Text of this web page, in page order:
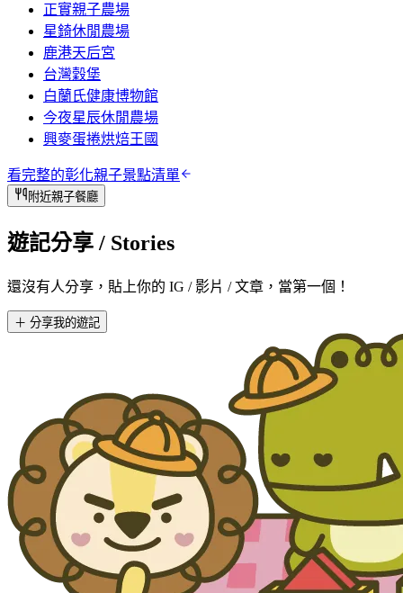
正實親子農場
星錡休閒農場
鹿港天后宮
台灣穀堡
白蘭氏健康博物館
今夜星辰休閒農場
興麥蛋捲烘焙王國
看完整的彰化親子景點清單
附近親子餐廳
遊記分享 / Stories
還沒有人分享，貼上你的 IG / 影片 / 文章，當第一個！
＋ 分享我的遊記